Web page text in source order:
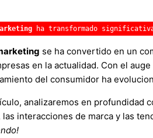
ha transformado
se ha convertido en un
en la actualidad. Con el
del consumidor ha
analizaremos en profundidad
las interacciones de marca y las